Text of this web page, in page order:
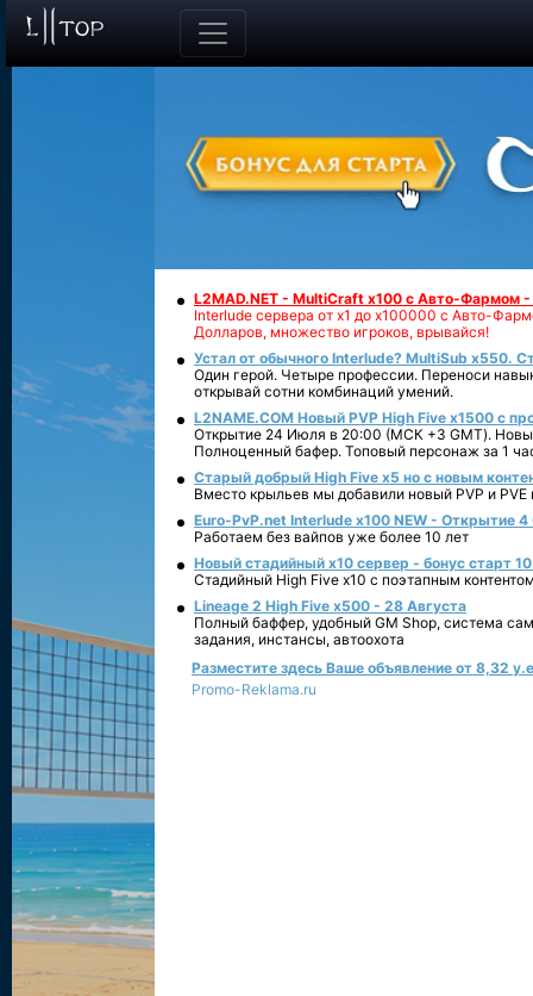
L2MAD.NET - MultiCraft x100 с Авто-Фармом
Interlude сервера от х1 до х100000 с Авто-
Долларов, множество игроков, врывайся!
Устал от обычного Interlude? MultiSub x550.
Один герой. Четыре профессии. Переноси
открывай сотни комбинаций умений.
L2NAME.COM Новый PVP High Five x1500 с
Открытие 24 Июля в 20:00 (МСК +3 GMT).
Полноценный бафер. Топовый персонаж за 1
Старый добрый High Five x5 но с новым
Вместо крыльев мы добавили новый PVP и PVE
Euro-PvP.net Interlude х100 NEW - Открытие 4
Работаем без вайпов уже более 10 лет
Новый стадийный х10 сервер - бонус старт
Стадийный High Five x10 с поэтапным
Lineage 2 High Five x500 - 28 Августа
Полный баффер, удобный GM Shop, система
задания, инстансы, автоохота
Разместите здесь Ваше объявление от 8,32
Promo-Reklama.ru